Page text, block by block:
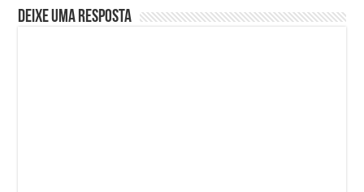
Deixe uma resposta